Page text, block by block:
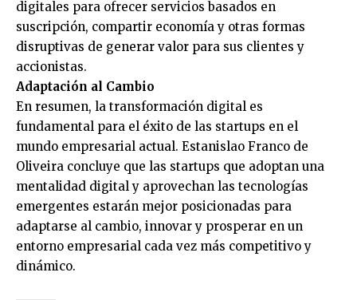
digitales para ofrecer servicios basados en
suscripción, compartir economía y otras formas
disruptivas de generar valor para sus clientes y
accionistas.
Adaptación al Cambio
En resumen, la transformación digital es
fundamental para el éxito de las startups en el
mundo empresarial actual. Estanislao Franco de
Oliveira concluye que las startups que adoptan una
mentalidad digital y aprovechan las tecnologías
emergentes estarán mejor posicionadas para
adaptarse al cambio, innovar y prosperar en un
entorno empresarial cada vez más competitivo y
dinámico.